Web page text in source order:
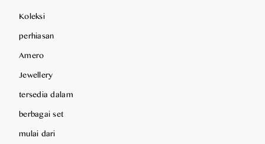
Koleksi
perhiasan
Amero
Jewellery
tersedia dalam
berbagai set
mulai dari